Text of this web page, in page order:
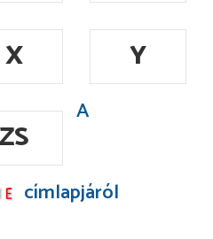
X
Y
ZS
A
címlapjáról